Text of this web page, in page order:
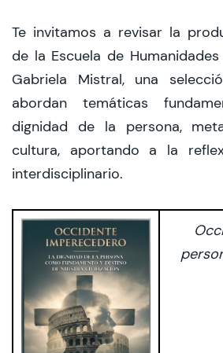
Acreditación
Admisión
Dirección de Desarrollo Estudiantil
Estudiantes
Académicos
Alumni
Biblioteca
Te invitamos a revisar la
de la Escuela de
Gabriela Mistral, una
abordan temáticas
dignidad de la persona,
cultura, aportando a la
interdisciplinario.